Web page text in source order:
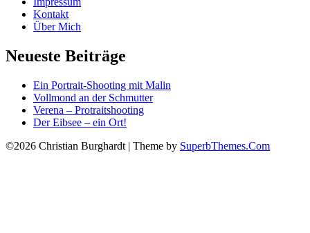
Kontakt
Über Mich
Neueste Beiträge
Ein Portrait-Shooting mit Malin
Vollmond an der Schmutter
Verena – Protraitshooting
Der Eibsee – ein Ort!
©2026 Christian Burghardt | Theme by SuperbThemes.Com